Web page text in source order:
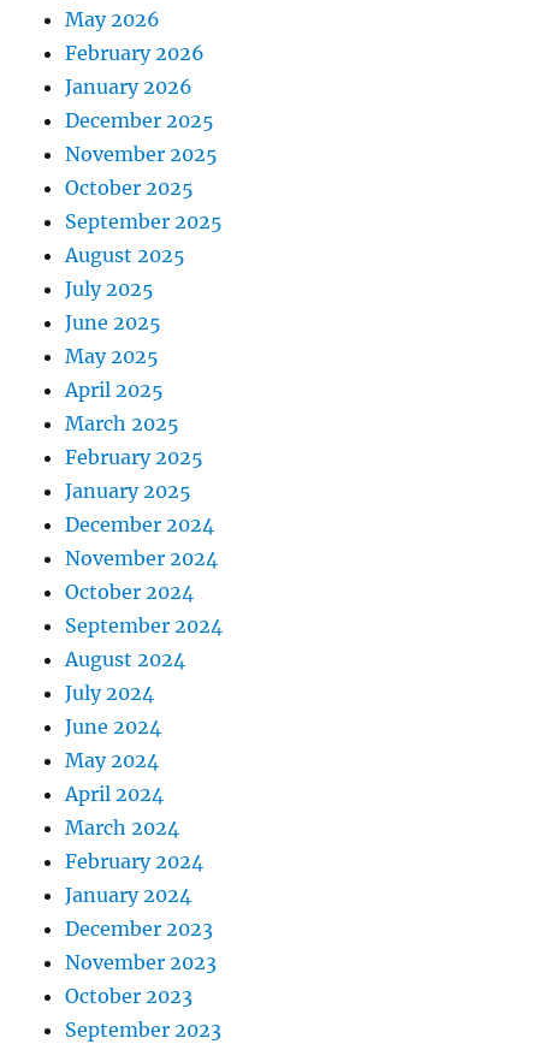
May 2026
February 2026
January 2026
December 2025
November 2025
October 2025
September 2025
August 2025
July 2025
June 2025
May 2025
April 2025
March 2025
February 2025
January 2025
December 2024
November 2024
October 2024
September 2024
August 2024
July 2024
June 2024
May 2024
April 2024
March 2024
February 2024
January 2024
December 2023
November 2023
October 2023
September 2023